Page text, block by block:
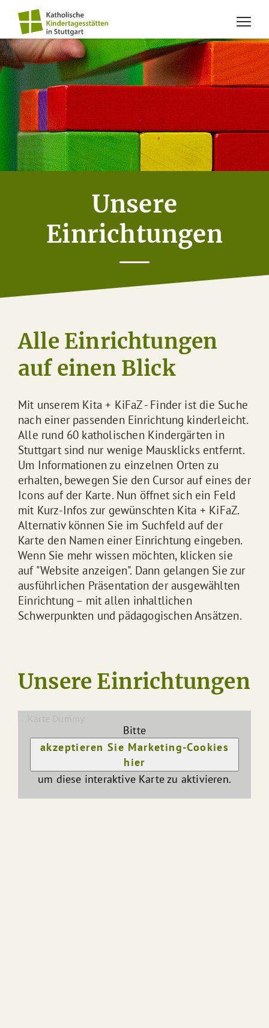
Unsere
Einrichtungen
Alle Einrichtungen
auf einen Blick
Mit unserem Kita + KiFaZ - Finder ist die Suche
nach einer passenden Einrichtung kinderleicht.
Alle rund 60 katholischen Kindergärten in
Stuttgart sind nur wenige Mausklicks entfernt.
Um Informationen zu einzelnen Orten zu
erhalten, bewegen Sie den Cursor auf eines der
Icons auf der Karte. Nun öffnet sich ein Feld
mit Kurz-Infos zur gewünschten Kita + KiFaZ.
Alternativ können Sie im Suchfeld auf der
Karte den Namen einer Einrichtung eingeben.
Wenn Sie mehr wissen möchten, klicken sie
auf "Website anzeigen". Dann gelangen Sie zur
ausführlichen Präsentation der ausgewählten
Einrichtung – mit allen inhaltlichen
Schwerpunkten und pädagogischen Ansätzen.
Unsere Einrichtungen
Bitte
akzeptieren Sie Marketing-Cookies
hier
um diese interaktive Karte zu aktivieren.